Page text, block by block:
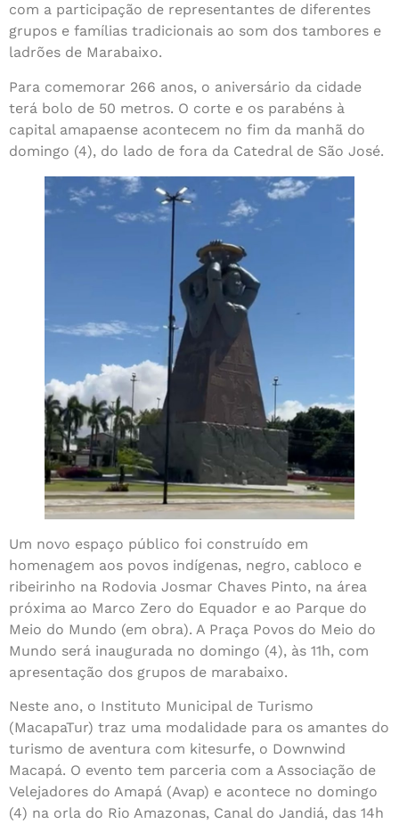
com a participação de representantes de diferentes
grupos e famílias tradicionais ao som dos tambores e
ladrões de Marabaixo.
Para comemorar 266 anos, o aniversário da cidade
terá bolo de 50 metros. O corte e os parabéns à
capital amapaense acontecem no fim da manhã do
domingo (4), do lado de fora da Catedral de São José.
Um novo espaço público foi construído em
homenagem aos povos indígenas, negro, cabloco e
ribeirinho na Rodovia Josmar Chaves Pinto, na área
próxima ao Marco Zero do Equador e ao Parque do
Meio do Mundo (em obra). A Praça Povos do Meio do
Mundo será inaugurada no domingo (4), às 11h, com
apresentação dos grupos de marabaixo.
Neste ano, o Instituto Municipal de Turismo
(MacapaTur) traz uma modalidade para os amantes do
turismo de aventura com kitesurfe, o Downwind
Macapá. O evento tem parceria com a Associação de
Velejadores do Amapá (Avap) e acontece no domingo
(4) na orla do Rio Amazonas, Canal do Jandiá, das 14h